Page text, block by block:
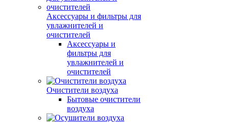
Аксессуары и фильтры для
увлажнителей и
очистителей
Аксессуары и
фильтры для
увлажнителей и
очистителей
Очистители воздуха
Бытовые очистители
воздуха